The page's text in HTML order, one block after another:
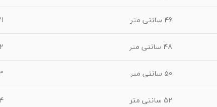
46 سانتی متر 71
48 سانتی متر 72
50 سانتی متر 73
52 سانتی متر 74